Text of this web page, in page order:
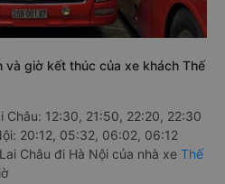
và giờ kết thúc của xe khách Thế
Châu: 12:30, 21:50, 22:20, 22:30
20:12, 05:32, 06:02, 06:12
Châu đi Hà Nội của nhà xe Thế